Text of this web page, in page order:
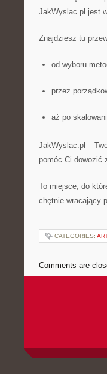
JakWyslac.pl jest
Znajdziesz tu
od wyboru
przez
aż po
JakWyslac.pl –
pomóc Ci dowozić
To miejsce, do
chętnie wracający
CATEGORIES:
Comments are